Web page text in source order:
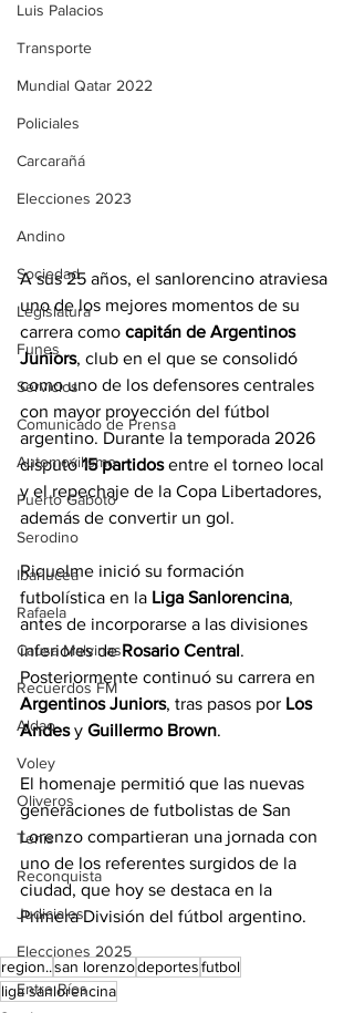
Luis Palacios
Transporte
Mundial Qatar 2022
Policiales
Carcarañá
Elecciones 2023
Andino
Sociedad
Legislatura
Funes
Servicios
Comunicado de Prensa
Automovilismo
Puerto Gaboto
Serodino
Ibarlucea
Rafaela
Causa Malvinas
Recuerdos FM
Aldao
Voley
Oliveros
Tenis
Reconquista
Judiciales
Elecciones 2025
Entre Ríos
A sus 25 años, el sanlorencino atraviesa
uno de los mejores momentos de su
carrera como capitán de Argentinos
Juniors, club en el que se consolidó
como uno de los defensores centrales
con mayor proyección del fútbol
argentino. Durante la temporada 2026
disputó 15 partidos entre el torneo local
y el repechaje de la Copa Libertadores,
además de convertir un gol.
Riquelme inició su formación
futbolística en la Liga Sanlorencina,
antes de incorporarse a las divisiones
inferiores de Rosario Central.
Posteriormente continuó su carrera en
Argentinos Juniors, tras pasos por Los
Andes y Guillermo Brown.
El homenaje permitió que las nuevas
generaciones de futbolistas de San
Lorenzo compartieran una jornada con
uno de los referentes surgidos de la
ciudad, que hoy se destaca en la
Primera División del fútbol argentino.
region..san lorenzodeportesfutbol
liga sanlorencina